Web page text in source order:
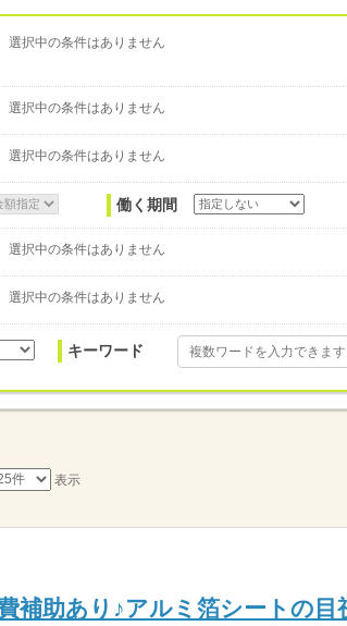
選択中の条件はありません
選択中の条件はありません
選択中の条件はありません
働く期間
選択中の条件はありません
選択中の条件はありません
キーワード
表示
補助あり♪アルミ箔シートの